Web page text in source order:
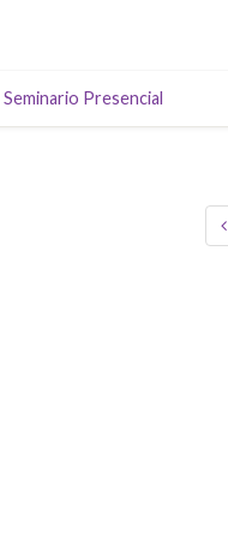
Seminario Presencial